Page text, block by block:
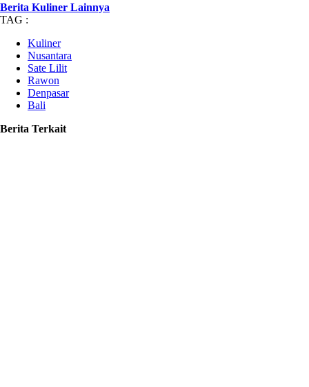
Berita Kuliner Lainnya
TAG :
Kuliner
Nusantara
Sate Lilit
Rawon
Denpasar
Bali
Berita Terkait